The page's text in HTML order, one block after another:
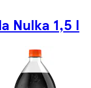
Nulka 1,5 l